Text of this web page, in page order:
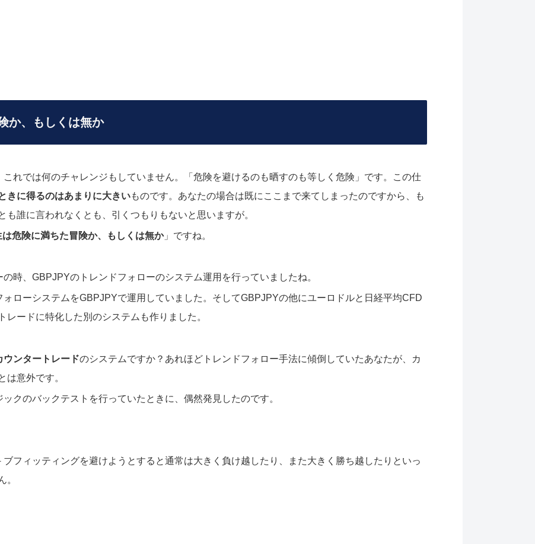
か、もしくは無か
れでは何のチャレンジもしていません。「危険を避けるのも晒すのも等しく危険」です。この仕
きに得るのはあまりに大きいものです。あなたの場合は既にここまで来てしまったのですから、も
も誰に言われなくとも、引くつもりもないと思いますが。
は危険に満ちた冒険か、もしくは無か」ですね。
時、GBPJPYのトレンドフォローのシステム運用を行っていましたね。
ローシステムをGBPJPYで運用していました。そしてGBPJPYの他にユーロドルと日経平均CFD
ードに特化した別のシステムも作りました。
ウンタートレードのシステムですか？あれほどトレンドフォロー手法に傾倒していたあなたが、カ
は意外です。
クのバックテストを行っていたときに、偶然発見したのです。
フィッティングを避けようとすると通常は大きく負け越したり、また大きく勝ち越したりといっ
。